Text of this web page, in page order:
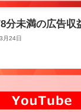
分未満の広告収
月24日